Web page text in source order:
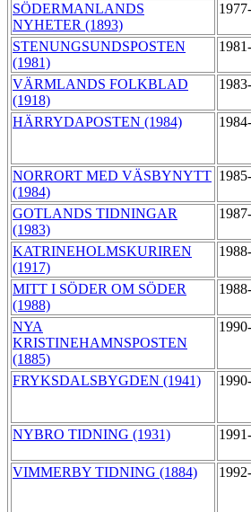
SÖDERMANLANDS
NYHETER (1893)
STENUNGSUNDSPOSTEN
(1981)
VÄRMLANDS FOLKBLAD
(1918)
HÄRRYDAPOSTEN (1984)
NORRORT MED VÄSBYNYTT
(1984)
GOTLANDS TIDNINGAR
(1983)
KATRINEHOLMSKURIREN
(1917)
MITT I SÖDER OM SÖDER
(1988)
NYA
KRISTINEHAMNSPOSTEN
(1885)
FRYKSDALSBYGDEN (1941)
NYBRO TIDNING (1931)
VIMMERBY TIDNING (1884)